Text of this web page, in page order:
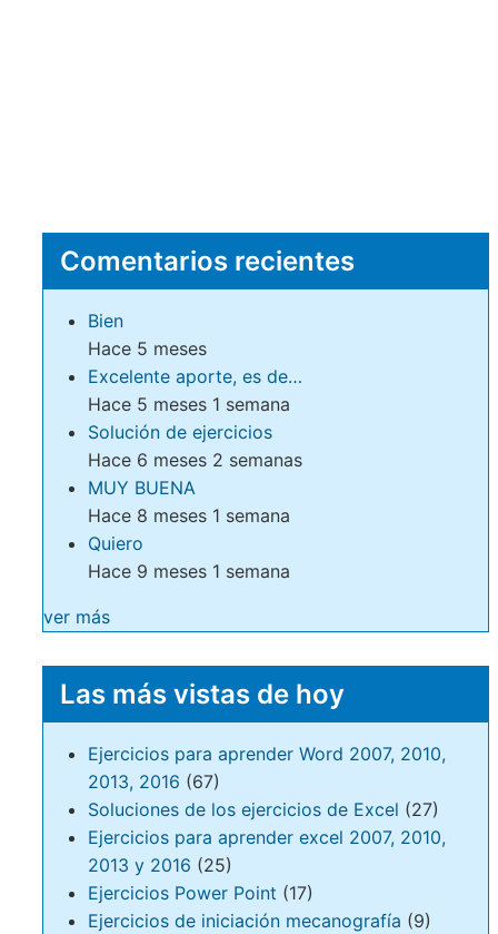
Comentarios recientes
Bien
Hace 5 meses
Excelente aporte, es de…
Hace 5 meses 1 semana
Solución de ejercicios
Hace 6 meses 2 semanas
MUY BUENA
Hace 8 meses 1 semana
Quiero
Hace 9 meses 1 semana
ver más
Las más vistas de hoy
Ejercicios para aprender Word 2007, 2010,
2013, 2016 (67)
Soluciones de los ejercicios de Excel (27)
Ejercicios para aprender excel 2007, 2010,
2013 y 2016 (25)
Ejercicios Power Point (17)
Ejercicios de iniciación mecanografía (9)